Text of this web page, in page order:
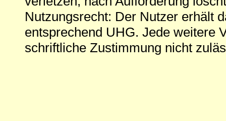
Nutzungsrecht: Der Nutzer erhält
entsprechend UHG. Jede weitere
schriftliche Zustimmung nicht